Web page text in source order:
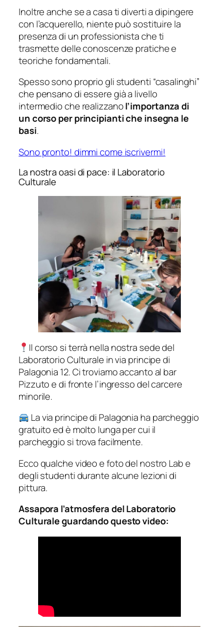
Inoltre anche se a casa ti diverti a dipingere
con l’acquerello, niente può sostituire la
presenza di un professionista che ti
trasmette delle conoscenze pratiche e
teoriche fondamentali.
Spesso sono proprio gli studenti “casalinghi”
che pensano di essere già a livello
intermedio che realizzanol’importanza di
un corso per principianti che insegna le
basi.
Sono pronto! dimmi come iscrivermi!
La nostra oasi di pace: il Laboratorio
Culturale
Il corso si terrà nella nostra sede del
Laboratorio Culturale in via principe di
Palagonia 12. Ci troviamo accanto al bar
Pizzuto e di fronte l’ingresso del carcere
minorile.
La via principe di Palagonia ha parcheggio
gratuito ed è molto lunga per cui il
parcheggio si trova facilmente.
Ecco qualche video e foto del nostro Lab e
degli studenti durante alcune lezioni di
pittura.
Assapora l’atmosfera del Laboratorio
Culturale guardando questo video: